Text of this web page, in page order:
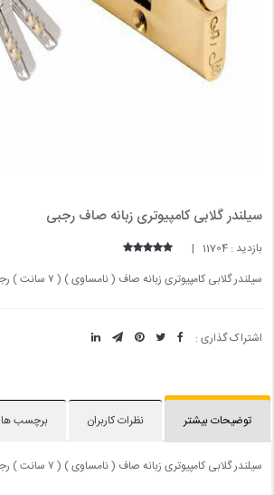
سیلندر گلابی کامپیوتری زبانه صاف رجبی
بازدید : 11704 |
سیلندر گلابی کامپیوتری زبانه صاف ( نامساوی ) ( ۷ سانت ) رجبی
اشتراک گذاری :
توضیحات بیشتر نظرات کاربران برچسب ها
سیلندر گلابی کامپیوتری زبانه صاف ( نامساوی ) ( ۷ سانت ) رجبی